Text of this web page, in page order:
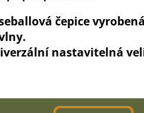
čepice
nastavitelná